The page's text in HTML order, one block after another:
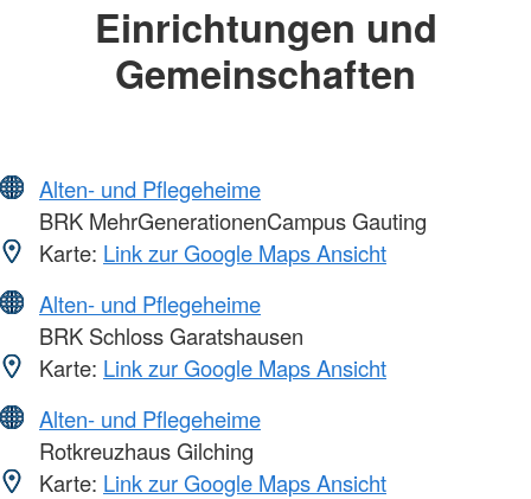
Einrichtungen und
Gemeinschaften
Alten- und Pflegeheime
BRK MehrGenerationenCampus Gauting
Karte: Link zur Google Maps Ansicht
Alten- und Pflegeheime
BRK Schloss Garatshausen
Karte: Link zur Google Maps Ansicht
Alten- und Pflegeheime
Rotkreuzhaus Gilching
Karte: Link zur Google Maps Ansicht